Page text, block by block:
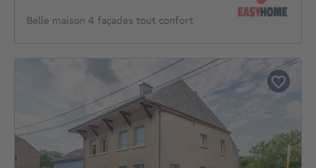
Belle maison 4 façades tout confort